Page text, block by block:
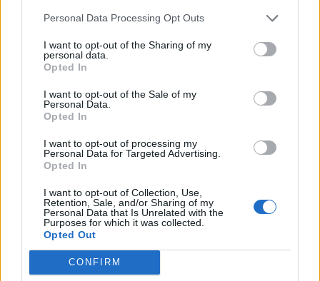
Personal Data Processing Opt Outs
I want to opt-out of the Sharing of my
personal data.
Opted In
I want to opt-out of the Sale of my
Personal Data.
Opted In
I want to opt-out of processing my
Personal Data for Targeted Advertising.
Opted In
I want to opt-out of Collection, Use,
Retention, Sale, and/or Sharing of my
Personal Data that Is Unrelated with the
Purposes for which it was collected.
Opted Out
CONFIRM
Zbrodnia i kara